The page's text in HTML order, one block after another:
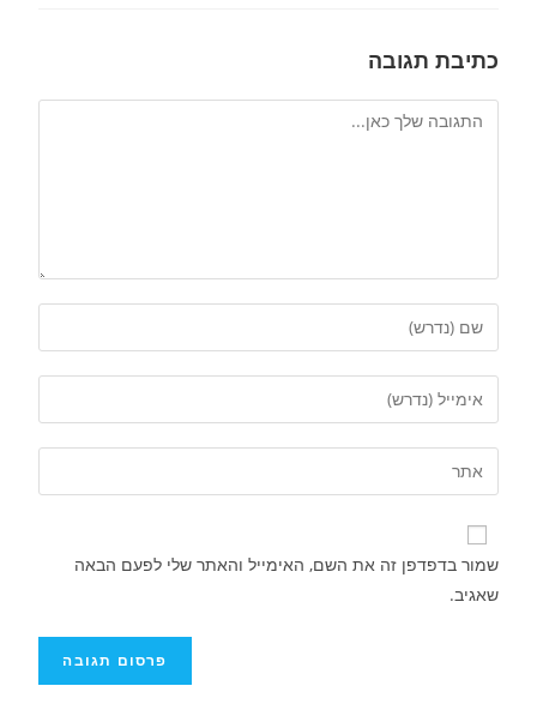
כתיבת תגובה
שמור בדפדפן זה את השם, האימייל והאתר שלי לפעם הבאה
שאגיב.